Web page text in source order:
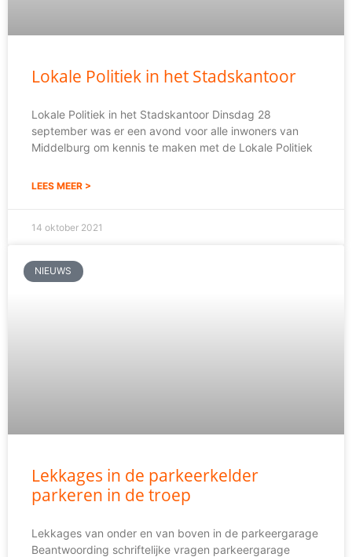
Lokale Politiek in het Stadskantoor
Lokale Politiek in het Stadskantoor Dinsdag 28
september was er een avond voor alle inwoners van
Middelburg om kennis te maken met de Lokale Politiek
LEES MEER >
14 oktober 2021
NIEUWS
Lekkages in de parkeerkelder
parkeren in de troep
Lekkages van onder en van boven in de parkeergarage
Beantwoording schriftelijke vragen parkeergarage